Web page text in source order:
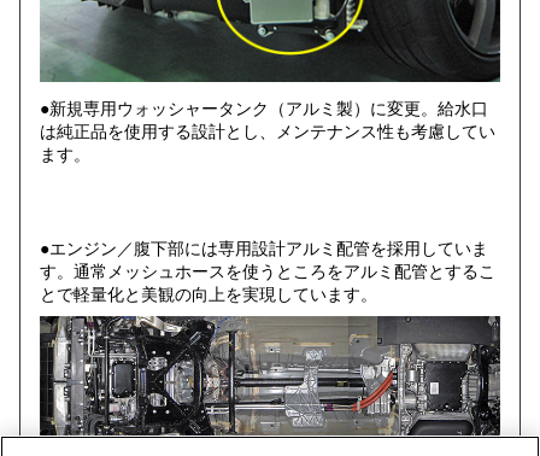
●新規専用ウォッシャータンク（アルミ製）に変更。給水口
は純正品を使用する設計とし、メンテナンス性も考慮してい
ます。
●エンジン／腹下部には専用設計アルミ配管を採用していま
す。通常メッシュホースを使うところをアルミ配管とするこ
とで軽量化と美観の向上を実現しています。